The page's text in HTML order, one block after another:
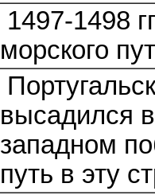
1497-1498
морского
высадился
западном
путь в эту